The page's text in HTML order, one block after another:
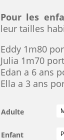
Pour les
leur tailles
Eddy 1m80
Julia 1m70
Edan a 6 ans
Ella a 3 ans
Adulte
Enfant